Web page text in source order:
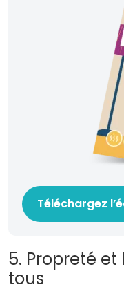
Téléchargez
5. Propreté et
tous